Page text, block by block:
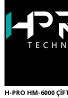
H-PRO HM-6000